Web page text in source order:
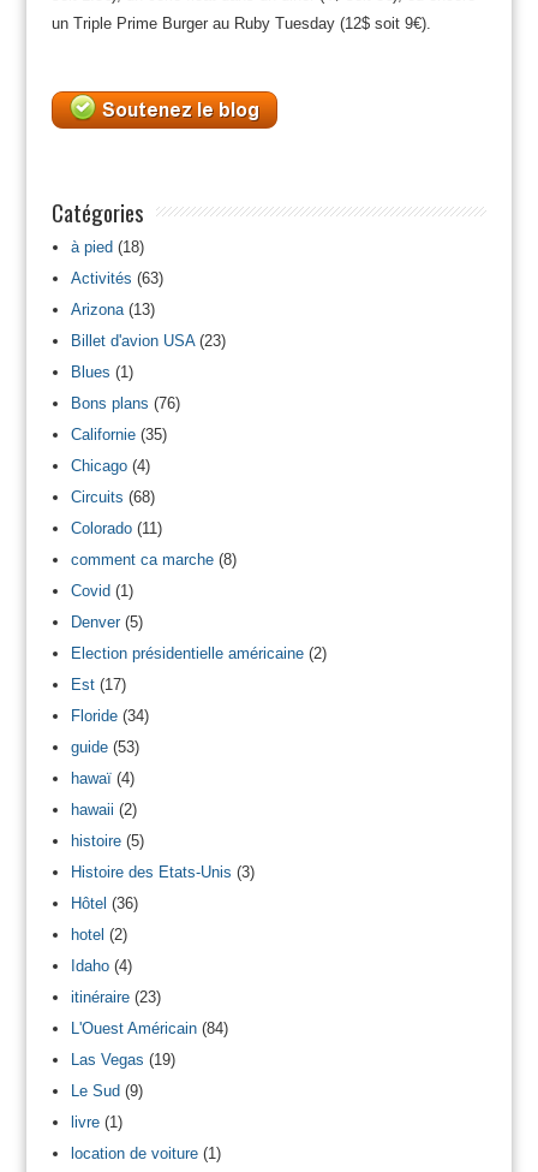
un Triple Prime Burger au Ruby Tuesday (12$ soit 9€).
Catégories
à pied(18)
Activités (63)
Arizona(13)
Billet d'avion USA(23)
Blues (1)
Bons plans (76)
Californie(35)
Chicago(4)
Circuits (68)
Colorado(11)
comment ca marche(8)
Covid(1)
Denver(5)
Election présidentielle américaine(2)
Est(17)
Floride(34)
guide(53)
hawaï(4)
hawaii (2)
histoire(5)
Histoire des Etats-Unis (3)
Hôtel (36)
hotel (2)
Idaho(4)
itinéraire(23)
L'Ouest Américain(84)
Las Vegas (19)
Le Sud(9)
livre(1)
location de voiture(1)